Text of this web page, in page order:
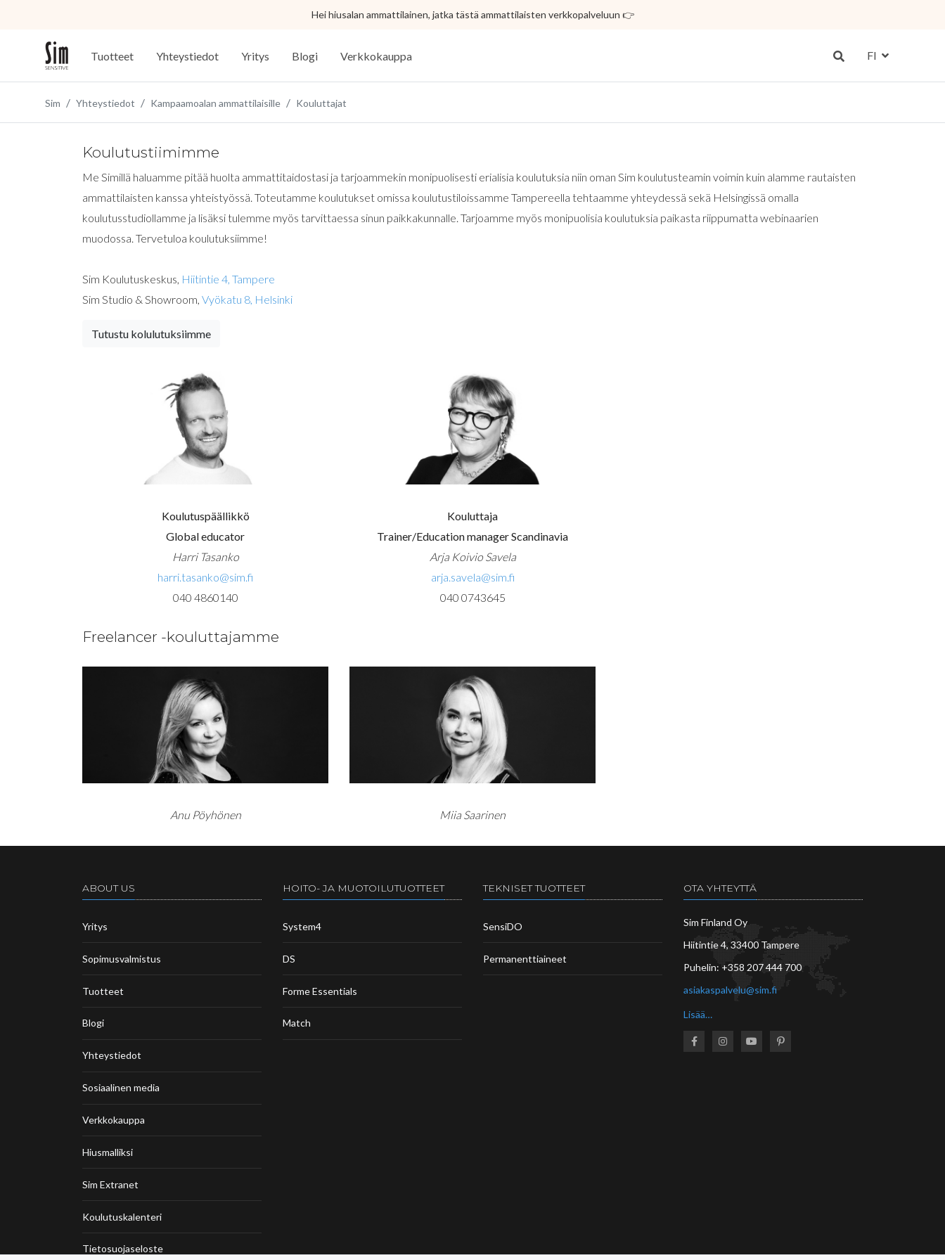
Hei hiusalan ammattilainen, jatka tästä ammattilaisten verkkopalveluun 👉
Tuotteet Yhteystiedot Yritys Blogi Verkkokauppa FI
Sim Yhteystiedot Kampaamoalan ammattilaisille Kouluttajat
Koulutustiimimme
Me Simillä haluamme pitää huolta ammattitaidostasi ja tarjoammekin monipuolisesti erialisia koulutuksia niin oman Sim koulutusteamin voimin kuin alamme rautaisten
ammattilaisten kanssa yhteistyössä. Toteutamme koulutukset omissa koulutustiloissamme Tampereella tehtaamme yhteydessä sekä Helsingissä omalla
koulutusstudiollamme ja lisäksi tulemme myös tarvittaessa sinun paikkakunnalle. Tarjoamme myös monipuolisia koulutuksia paikasta riippumatta webinaarien
muodossa. Tervetuloa koulutuksiimme!
Sim Koulutuskeskus, Hiitintie 4, Tampere
Sim Studio & Showroom, Vyökatu 8, Helsinki
Tutustu kolulutuksiimme
Koulutuspäällikkö
Global educator
Harri Tasanko
harri.tasanko@sim.fi
040 4860140
Kouluttaja
Trainer/Education manager Scandinavia
Arja Koivio Savela
arja.savela@sim.fi
040 0743645
Freelancer -kouluttajamme
Anu Pöyhönen Miia Saarinen
ABOUT US
Yritys
Sopimusvalmistus
Tuotteet
Blogi
Yhteystiedot
Sosiaalinen media
Verkkokauppa
Hiusmalliksi
Sim Extranet
Koulutuskalenteri
Tietosuojaseloste
HOITO- JA MUOTOILUTUOTTEET
System4
DS
Forme Essentials
Match
TEKNISET TUOTTEET
SensiDO
Permanenttiaineet
OTA YHTEYTTÄ
Sim Finland Oy
Hiitintie 4, 33400 Tampere
Puhelin: +358 207 444 700
asiakaspalvelu@sim.fi
Lisää…